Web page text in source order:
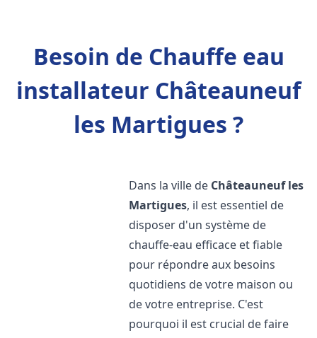
Besoin de Chauffe eau
installateur Châteauneuf
les Martigues ?
Dans la ville de Châteauneuf les
Martigues, il est essentiel de
disposer d'un système de
chauffe-eau efficace et fiable
pour répondre aux besoins
quotidiens de votre maison ou
de votre entreprise. C'est
pourquoi il est crucial de faire